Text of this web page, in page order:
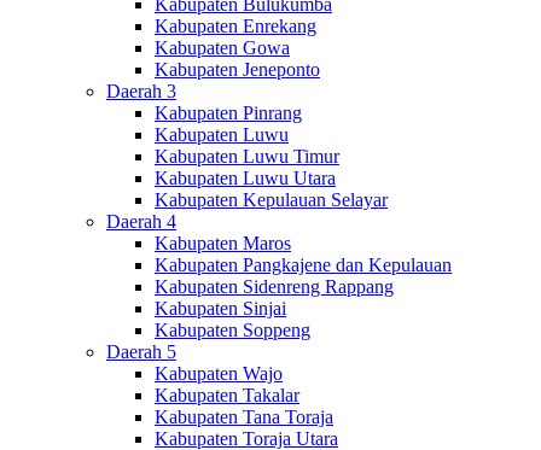
Kabupaten Bulukumba
Kabupaten Enrekang
Kabupaten Gowa
Kabupaten Jeneponto
Daerah 3
Kabupaten Pinrang
Kabupaten Luwu
Kabupaten Luwu Timur
Kabupaten Luwu Utara
Kabupaten Kepulauan Selayar
Daerah 4
Kabupaten Maros
Kabupaten Pangkajene dan Kepulauan
Kabupaten Sidenreng Rappang
Kabupaten Sinjai
Kabupaten Soppeng
Daerah 5
Kabupaten Wajo
Kabupaten Takalar
Kabupaten Tana Toraja
Kabupaten Toraja Utara